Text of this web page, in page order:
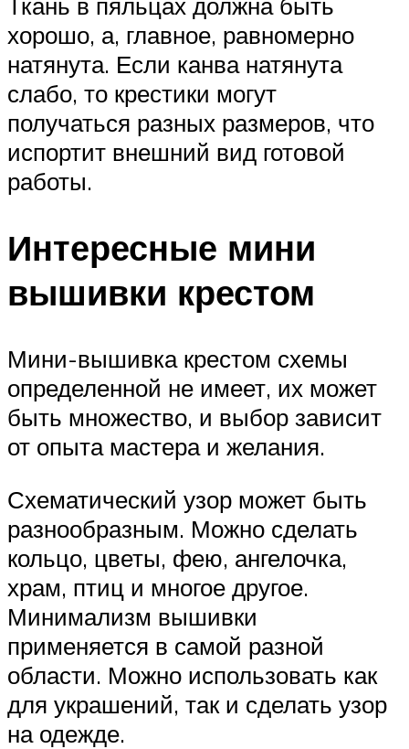
хорошо, а, главное, равномерно
натянута. Если канва натянута
слабо, то крестики могут
получаться разных размеров, что
испортит внешний вид готовой
работы.
Интересные мини
вышивки крестом
Мини-вышивка крестом схемы
определенной не имеет, их может
быть множество, и выбор зависит
от опыта мастера и желания.
Схематический узор может быть
разнообразным. Можно сделать
кольцо, цветы, фею, ангелочка,
храм, птиц и многое другое.
Минимализм вышивки
применяется в самой разной
области. Можно использовать как
для украшений, так и сделать узор
на одежде.